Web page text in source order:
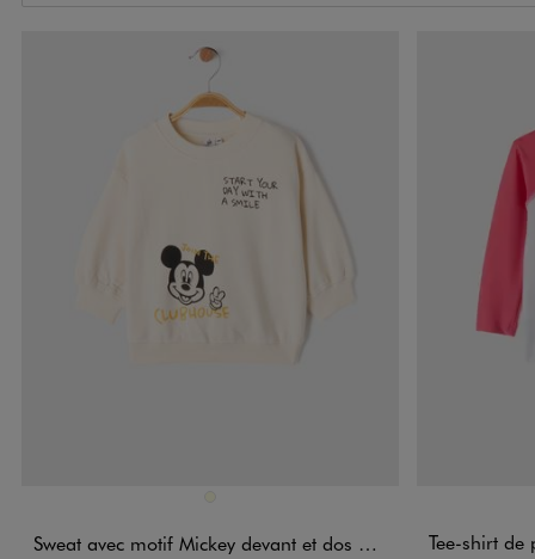
Sweat avec motif Mickey devant et dos bébé garçon - Disney
Disponible
Tee-shirt de